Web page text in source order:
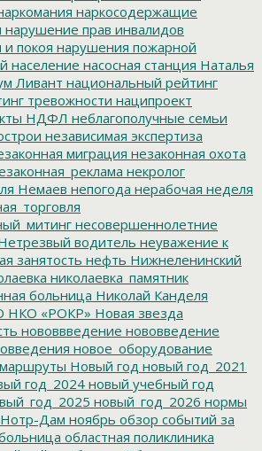
наркосодержащие
нарушение прав инвалидов
покоя нарушения пожарной
население насосная станция Наталья
Ливант национальный рейтинг
тревожности наципроект
НДФЛ неблагополучные семьи
независимая экспертиза
миграция незаконная охота
некролог
Немаев непогода нерабочая неделя
несовершеннолетние
водитель неуважение к
занятость нефть Нижнеленинский
николаевка_памятник
больница Николай Канделя
НКО «РОКР» Новая звезда
нововвведение нововведение
новое_оборудование
Новый год новый год_2021
год_2024 новый учебный год
новый_год_2026 нормы
Нотр-Дам ноябрь обзор событий за
областная поликлиника